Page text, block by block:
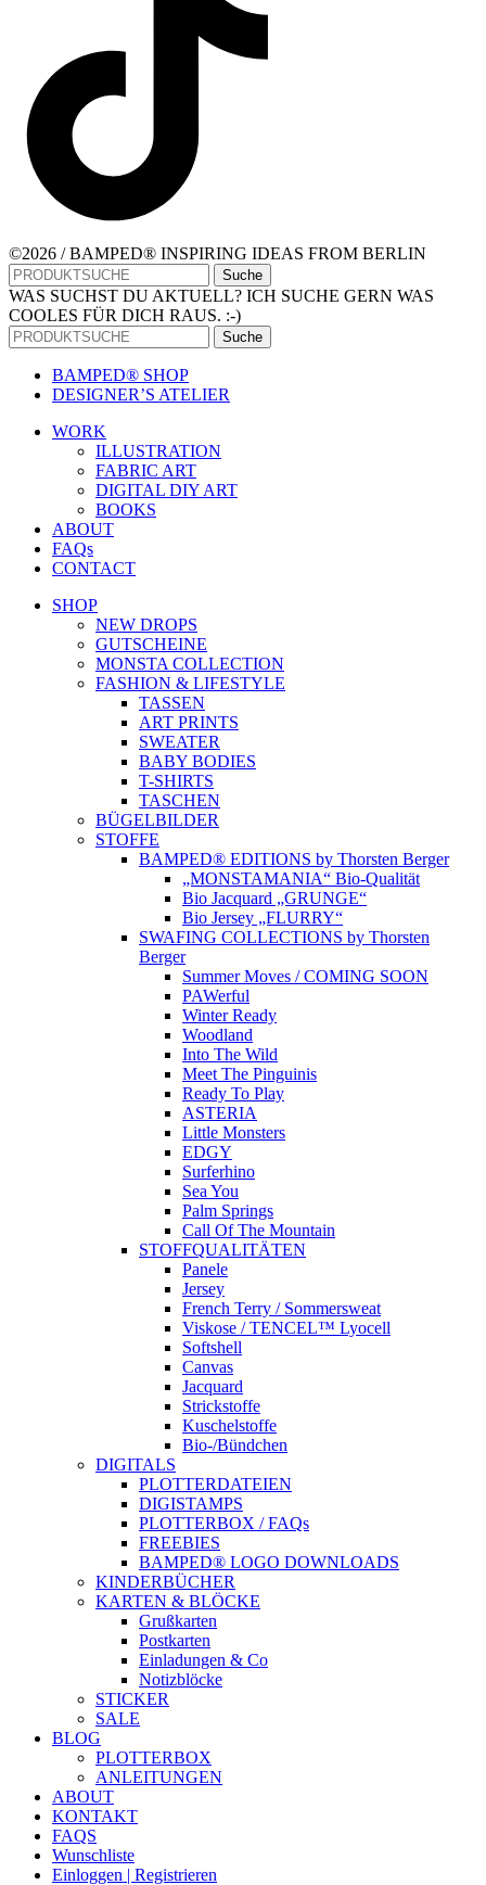
©2026 / BAMPED® INSPIRING IDEAS FROM BERLIN
Suche
WAS SUCHST DU AKTUELL? ICH SUCHE GERN WAS
COOLES FÜR DICH RAUS. :-)
Suche
BAMPED® SHOP
DESIGNER’S ATELIER
WORK
ILLUSTRATION
FABRIC ART
DIGITAL DIY ART
BOOKS
ABOUT
FAQs
CONTACT
SHOP
NEW DROPS
GUTSCHEINE
MONSTA COLLECTION
FASHION & LIFESTYLE
TASSEN
ART PRINTS
SWEATER
BABY BODIES
T-SHIRTS
TASCHEN
BÜGELBILDER
STOFFE
BAMPED® EDITIONS by Thorsten Berger
„MONSTAMANIA“ Bio-Qualität
Bio Jacquard „GRUNGE“
Bio Jersey „FLURRY“
SWAFING COLLECTIONS by Thorsten
Berger
Summer Moves / COMING SOON
PAWerful
Winter Ready
Woodland
Into The Wild
Meet The Pinguinis
Ready To Play
ASTERIA
Little Monsters
EDGY
Surferhino
Sea You
Palm Springs
Call Of The Mountain
STOFFQUALITÄTEN
Panele
Jersey
French Terry / Sommersweat
Viskose / TENCEL™ Lyocell
Softshell
Canvas
Jacquard
Strickstoffe
Kuschelstoffe
Bio-/Bündchen
DIGITALS
PLOTTERDATEIEN
DIGISTAMPS
PLOTTERBOX / FAQs
FREEBIES
BAMPED® LOGO DOWNLOADS
KINDERBÜCHER
KARTEN & BLÖCKE
Grußkarten
Postkarten
Einladungen & Co
Notizblöcke
STICKER
SALE
BLOG
PLOTTERBOX
ANLEITUNGEN
ABOUT
KONTAKT
FAQS
Wunschliste
Einloggen | Registrieren